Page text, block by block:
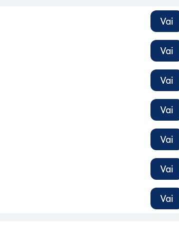
Vai
Vai
Vai
Vai
Vai
Vai
Vai